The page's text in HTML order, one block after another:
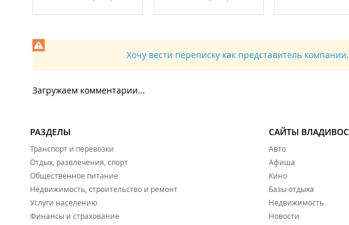
Хочу вести переписку как представитель компании.
Загружаем комментарии...
РАЗДЕЛЫ
Транспорт и перевозки
Отдых, развлечения, спорт
Общественное питание
Недвижимость, строительство и ремонт
Услуги населению
Финансы и страхование
САЙТЫ
Авто
Афиша
Кино
Базы отдыха
Недвижимость
Новости